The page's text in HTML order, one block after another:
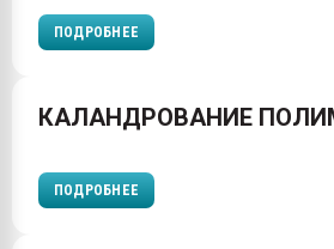
ПОДРОБНЕЕ
КАЛАНДРОВАНИЕ
ПОДРОБНЕЕ